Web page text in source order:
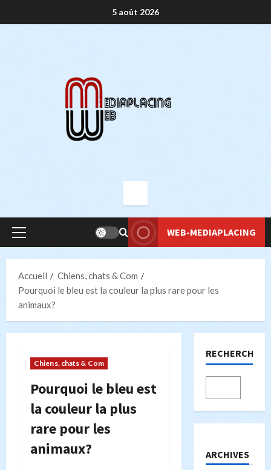
au
5 août 2026
Menu
WEB-MEDIAPLACING
Accueil
Chiens, chats & Com
Pourquoi le bleu est la couleur la plus rare pour les
animaux?
Chiens, chats & Com
Pourquoi le bleu est
la couleur la plus
rare pour les
animaux?
RECHERCHER
ARCHIVES